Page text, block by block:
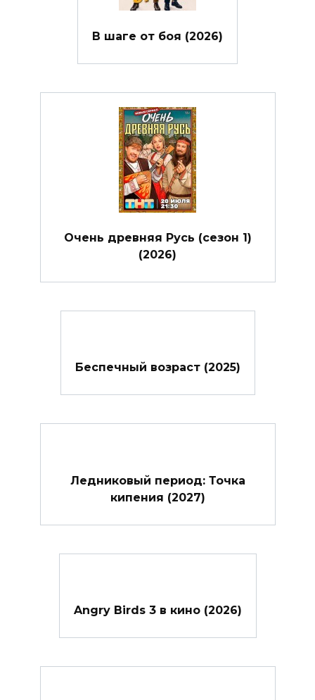
В шаге от боя (2026)
Очень древняя Русь (сезон 1)
(2026)
Беспечный возраст (2025)
Ледниковый период: Точка
кипения (2027)
Angry Birds 3 в кино (2026)